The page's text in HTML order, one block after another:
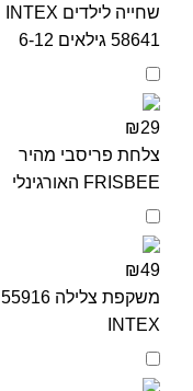
שחייה לילדים INTEX
58641 גילאים 6-12
₪29
צלחת פריסבי מהיר
FRISBEE האורגינלי
₪49
משקפת צלילה 55916
INTEX